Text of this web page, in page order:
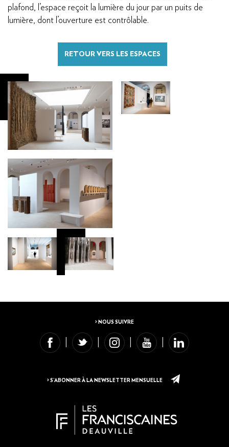
plafond, l’espace reçoit la lumière du jour par un puits de
lumière, dont l’ouverture est contrôlable.
RETOUR VERS LES ESPACES
> NOUS SUIVRE
> S’ABONNER À LA NEWSLETTER MENSUELLE